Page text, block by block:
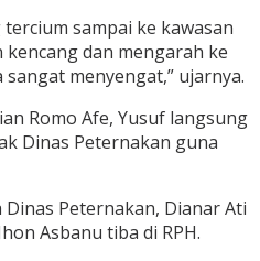
sampai ke kawasan
dan mengarah ke
menyengat,” ujarnya.
Romo Afe, Yusuf langsung
Dinas Peternakan guna
Peternakan, Dianar Ati
Asbanu tiba di RPH.